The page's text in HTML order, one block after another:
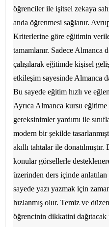
öğrenciler ile işitsel zekaya
anda öğrenmesi sağlanır.
Kriterlerine göre eğitimin
tamamlanır. Sadece
çalışılarak eğitimde kişisel
etkileşim sayesinde Almanca
Bu sayede eğitim hızlı ve
Ayrıca Almanca kursu
gereksinimler yardımı ile
modern bir şekilde
akıllı tahtalar ile
konular görsellerle
üzerinden ders içinde
sayede yazı yazmak için
hızlanmış olur. Temiz ve
öğrencinin dikkatini